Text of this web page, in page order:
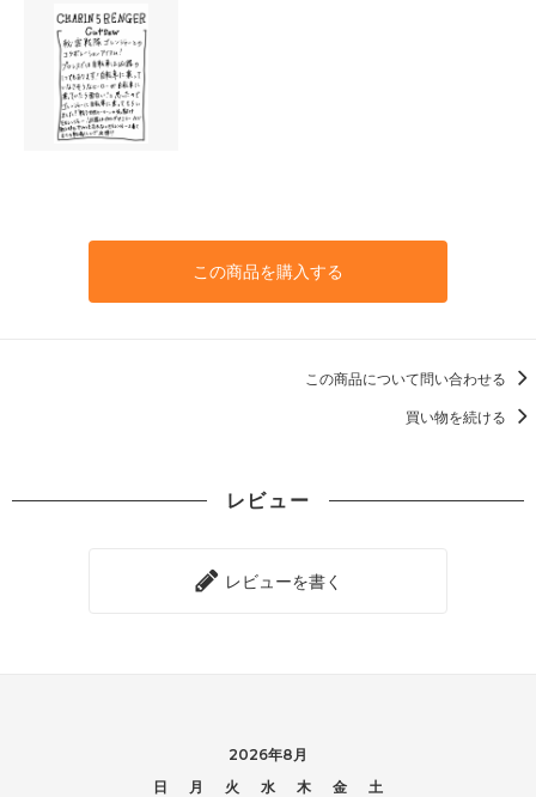
この商品を購入する
この商品について問い合わせる
買い物を続ける
レビュー
レビューを書く
2026年8月
日
月 火 水 木 金
土